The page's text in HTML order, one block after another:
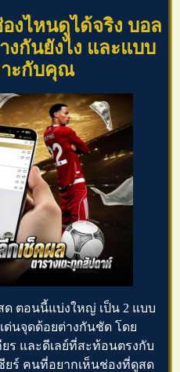
งไหนดูได้จริง บอล
งกันยังไง และแบบ
ะกับคุณ
ด ตอนนี้แบ่งใหญ่ เป็น 2 แบบ
ด่นจุดด้อยต่างกันชัด โดย
ร และดีเลย์ที่สะท้อนตรงกับ
ยร์ คนที่อยากเห็นช่องที่ดูสด